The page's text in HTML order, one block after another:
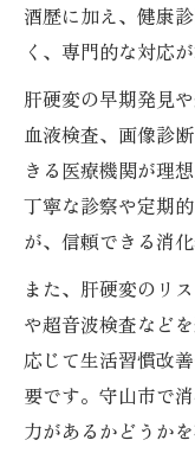
酒歴に加え、健康
く、専門的な対応
肝硬変の早期発見
血液検査、画像診
きる医療機関が理
丁寧な診察や定期
が、信頼できる消
また、肝硬変のリ
や超音波検査など
応じて生活習慣改
要です。守山市で
力があるかどうか